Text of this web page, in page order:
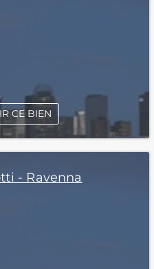
CE BIEN
- Ravenna